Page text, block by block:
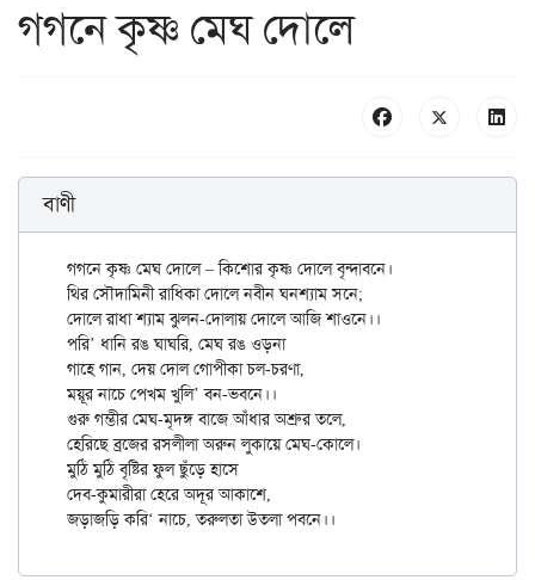
গগনে কৃষ্ণ মেঘ দোলে
বাণী
গগনে কৃষ্ণ মেঘ দোলে – কিশোর কৃষ্ণ দোলে বৃন্দাবনে।
থির সৌদামিনী রাধিকা দোলে নবীন ঘনশ্যাম সনে;
দোলে রাধা শ্যাম ঝুলন-দোলায় দোলে আজি শাওনে।।
পরি’ ধানি রঙ ঘাঘরি, মেঘ রঙ ওড়না
গাহে গান, দেয় দোল গোপীকা চল-চরণা,
ময়ূর নাচে পেখম খুলি’ বন-ভবনে।।
গুরু গম্ভীর মেঘ-মৃদঙ্গ বাজে আঁধার অশ্রুর তলে,
হেরিছে ব্রজের রসলীলা অরুন লুকায়ে মেঘ-কোলে।
মুঠি মুঠি বৃষ্টির ফুল ছুঁড়ে হাসে
দেব-কুমারীরা হেরে অদূর আকাশে,